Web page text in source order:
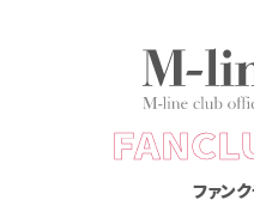
ファン